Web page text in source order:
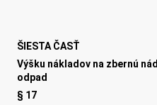
ŠIESTA ČASŤ
Výšku nákladov na zbernú
odpad
§ 17